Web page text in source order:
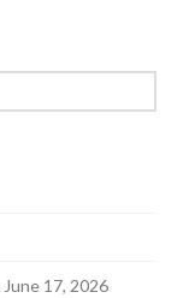
June 17, 2026